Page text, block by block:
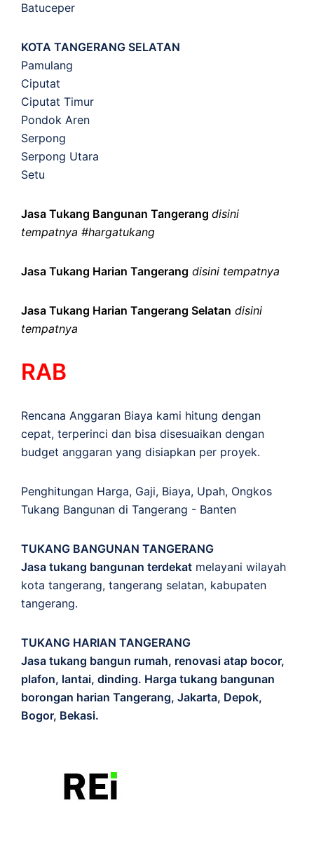
Batuceper
KOTA TANGERANG SELATAN
Pamulang
Ciputat
Ciputat Timur
Pondok Aren
Serpong
Serpong Utara
Setu
Jasa Tukang Bangunan Tangerang disini
tempatnya #hargatukang
Jasa Tukang Harian Tangerang disini tempatnya
Jasa Tukang Harian Tangerang Selatan disini
tempatnya
RAB
Rencana Anggaran Biaya kami hitung dengan
cepat, terperinci dan bisa disesuaikan dengan
budget anggaran yang disiapkan per proyek.
Penghitungan Harga, Gaji, Biaya, Upah, Ongkos
Tukang Bangunan di Tangerang - Banten
TUKANG BANGUNAN TANGERANG
Jasa tukang bangunan terdekat melayani wilayah
kota tangerang, tangerang selatan, kabupaten
tangerang.
TUKANG HARIAN TANGERANG
Jasa tukang bangun rumah, renovasi atap bocor,
plafon, lantai, dinding. Harga tukang bangunan
borongan harian Tangerang, Jakarta, Depok,
Bogor, Bekasi.